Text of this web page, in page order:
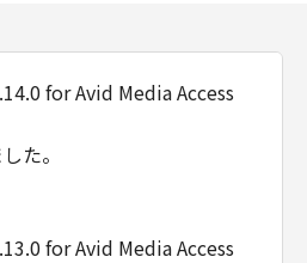
for Avid Media Access
た。
for Avid Media Access